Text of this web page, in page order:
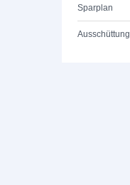
Sparplan
Ausschüttung